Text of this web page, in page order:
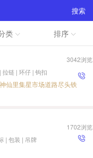
搜索
类 排序
3042浏览
拉链 | 环仔 | 钩扣
仙里集星市场道路尽头铁
1702浏览
| 包装 | 吊牌